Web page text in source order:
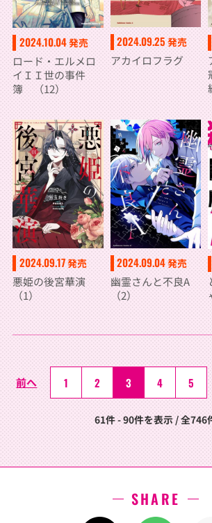
2024.10.04発売
ロード・エルメロ
イＩＩ世の事件
簿 （12）
2024.09.25 発売
アカイロフラグ
2024.09.17発売
悪姫の後宮華演
（1）
2024.09.04発売
幽霊さんと不良A
（2）
前へ 1 2 3 4 5
61件 - 90件を表示 / 全746
SHARE